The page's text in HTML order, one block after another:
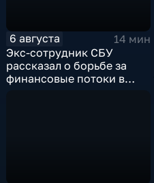
6 августа
14 мин
Экс-сотрудник СБУ
рассказал о борьбе за
финансовые потоки в